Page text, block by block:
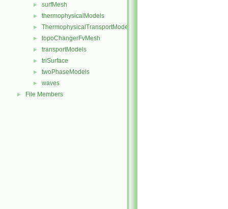
► surfMesh
► thermophysicalModels
► ThermophysicalTransportModels
► topoChangerFvMesh
► transportModels
► triSurface
► twoPhaseModels
► waves
► File Members